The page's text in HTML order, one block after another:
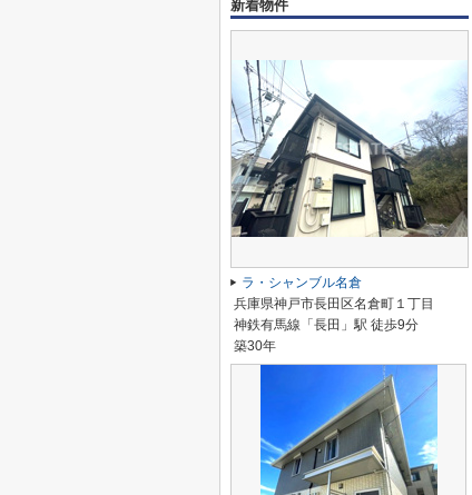
新着物件
ラ・シャンブル名倉
兵庫県神戸市長田区名倉町１丁目
神鉄有馬線「長田」駅 徒歩9分
築30年